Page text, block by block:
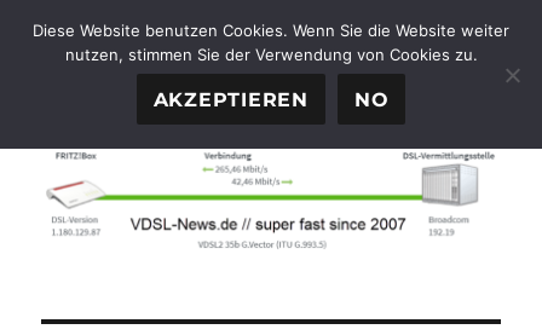
FTTH-News.de
Diese Website benutzen Cookies. Wenn Sie die Website weiter
nutzen, stimmen Sie der Verwendung von Cookies zu.
AKZEPTIEREN NO